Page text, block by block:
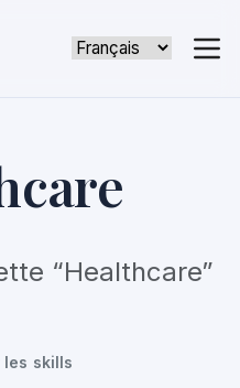
“Healthcare”
les skills